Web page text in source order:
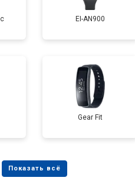
EI-AN900
Gear Fit